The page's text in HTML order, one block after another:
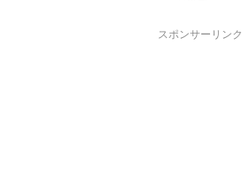
スポンサーリンク